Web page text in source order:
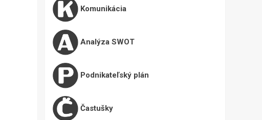
Komunikácia
Analýza SWOT
Podnikateľský plán
Častušky